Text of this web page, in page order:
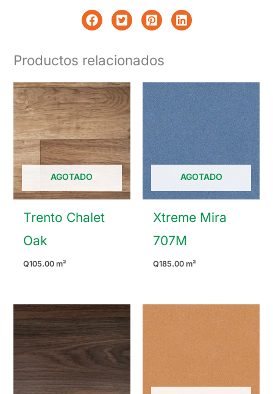
Productos relacionados
AGOTADO
Trento Chalet
Oak
Q105.00 m²
AGOTADO
Xtreme Mira
707M
Q185.00m²